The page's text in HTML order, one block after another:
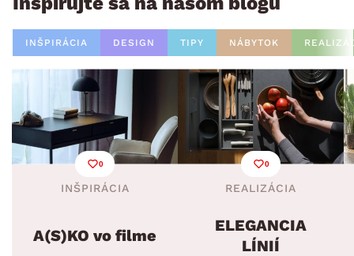
INŠPIRÁCIA DESIGN TIPY NÁBYTOK
0
INŠPIRÁCIA
A(S)KO vo filme
0
REALIZÁCIA
ELEGANCIA
LÍNIÍ